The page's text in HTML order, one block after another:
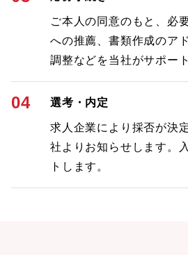
ご本人の同意のもと、必
への推薦、書類作成のア
調整などを当社がサポー
04 選考・内定
求人企業により採否が決
社よりお知らせします。
トします。